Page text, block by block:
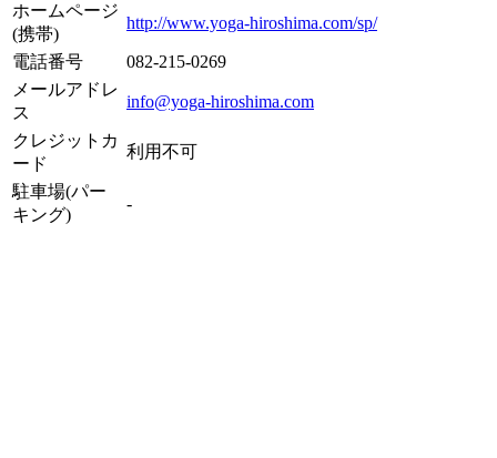
ホームページ
(携帯)
http://www.yoga-hiroshima.com/sp/
電話番号
082-215-0269
メールアドレ
ス
info@yoga-hiroshima.com
クレジットカ
ード
利用不可
駐車場(パー
キング)
-